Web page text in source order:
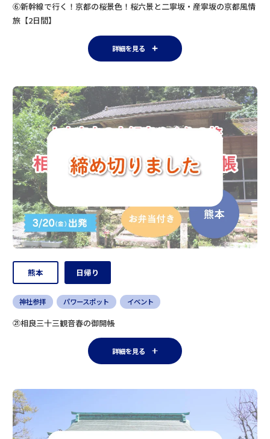
⑥新幹線で行く！京都の桜景色！桜六景と二寧坂・産寧坂の京都風情
旅【2日間】
詳細を見る
熊本 日帰り
神社参拝 パワースポット イベント
㉑相良三十三観音春の御開帳
詳細を見る